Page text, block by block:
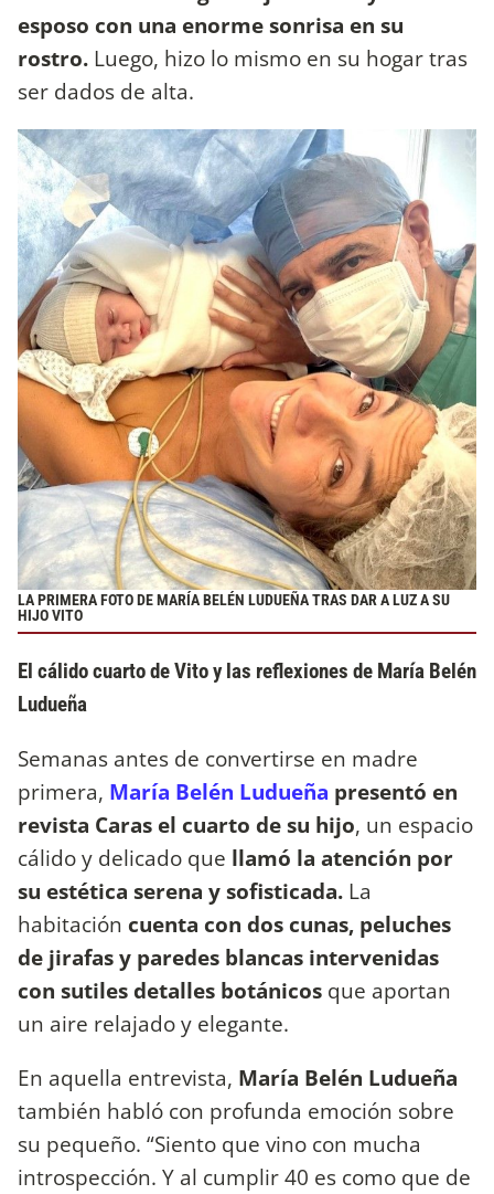
esposo con una enorme sonrisa en su
rostro. Luego, hizo lo mismo en su hogar tras
ser dados de alta.
LA PRIMERA FOTO DE MARÍA BELÉN LUDUEÑA TRAS DAR A LUZ A SU
HIJO VITO
El cálido cuarto de Vito y las reflexiones de María Belén
Ludueña
Semanas antes de convertirse en madre
primera, María Belén Ludueña presentó en
revista Caras el cuarto de su hijo, un espacio
cálido y delicado que llamó la atención por
su estética serena y sofisticada. La
habitación cuenta con dos cunas, peluches
de jirafas y paredes blancas intervenidas
con sutiles detalles botánicos que aportan
un aire relajado y elegante.
En aquella entrevista, María Belén Ludueña
también habló con profunda emoción sobre
su pequeño. “Siento que vino con mucha
introspección. Y al cumplir 40 es como que de